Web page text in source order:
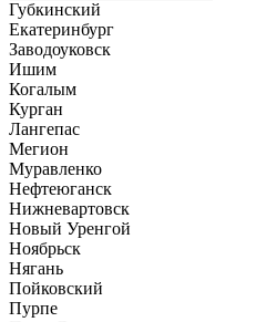
Губкинский
Екатеринбург
Заводоуковск
Ишим
Когалым
Курган
Лангепас
Мегион
Муравленко
Нефтеюганск
Нижневартовск
Новый Уренгой
Ноябрьск
Нягань
Пойковский
Пурпе